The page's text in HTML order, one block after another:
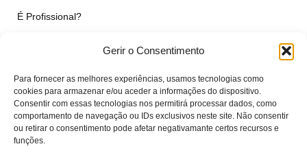
Gerir o Consentimento
Para fornecer as melhores experiências, usamos tecnologias como
cookies para armazenar e/ou aceder a informações do dispositivo.
Consentir com essas tecnologias nos permitirá processar dados, como
comportamento de navegação ou IDs exclusivos neste site. Não consentir
ou retirar o consentimento pode afetar negativamante certos recursos e
funções.
É Profissional?
Qualidade das Peças
Minha Conta